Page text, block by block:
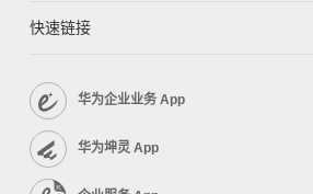
快速链接
华为企业业务 App
华为坤灵 App